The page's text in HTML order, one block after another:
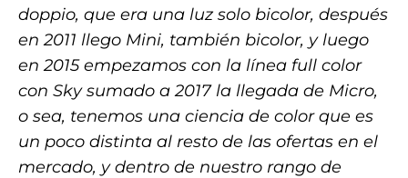
doppio, que era una luz solo bicolor, después
en 2011 llego Mini, también bicolor, y luego
en 2015 empezamos con la línea full color
con Sky sumado a 2017 la llegada de Micro,
o sea, tenemos una ciencia de color que es
un poco distinta al resto de las ofertas en el
mercado, y dentro de nuestro rango de